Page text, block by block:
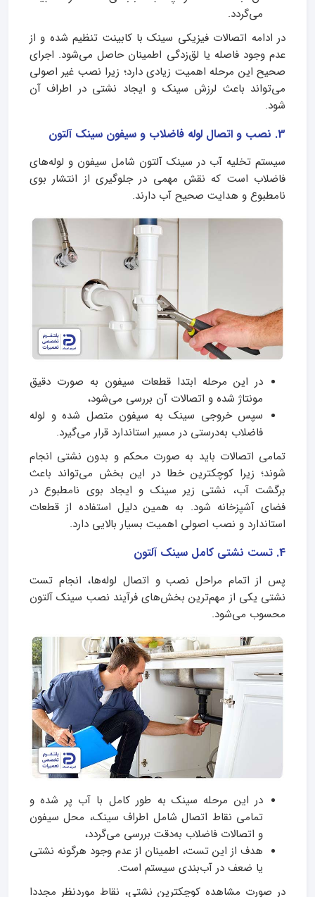
می‌گردد.
در ادامه اتصالات فیزیکی سینک با کابینت تنظیم شده و از
عدم وجود فاصله یا لق‌زدگی اطمینان حاصل می‌شود. اجرای
صحیح این مرحله اهمیت زیادی دارد؛ زیرا نصب غیر اصولی
می‌تواند باعث لرزش سینک و ایجاد نشتی در اطراف آن
شود.
3. نصب و اتصال لوله فاضلاب و سیفون سینک آلتون
سیستم تخلیه آب در سینک آلتون شامل سیفون و لوله‌های
فاضلاب است که نقش مهمی در جلوگیری از انتشار بوی
نامطبوع و هدایت صحیح آب دارند.
در این مرحله ابتدا قطعات سیفون به‌ صورت دقیق
مونتاژ شده و اتصالات آن بررسی می‌شود،
سپس خروجی سینک به سیفون متصل شده و لوله
فاضلاب به‌درستی در مسیر استاندارد قرار می‌گیرد.
تمامی اتصالات باید به‌ صورت محکم و بدون نشتی انجام
شوند؛ زیرا کوچکترین خطا در این بخش می‌تواند باعث
برگشت آب، نشتی زیر سینک و ایجاد بوی نامطبوع در
فضای آشپزخانه شود. به همین دلیل استفاده از قطعات
استاندارد و نصب اصولی اهمیت بسیار بالایی دارد.
4. تست نشتی کامل سینک آلتون
پس از اتمام مراحل نصب و اتصال لوله‌ها، انجام تست
نشتی یکی از مهم‌ترین بخش‌های فرآیند نصب سینک آلتون
محسوب می‌شود.
در این مرحله سینک به‌ طور کامل با آب پر شده و
تمامی نقاط اتصال شامل اطراف سینک، محل سیفون
و اتصالات فاضلاب به‌دقت بررسی می‌گردد،
هدف از این تست، اطمینان از عدم وجود هرگونه نشتی
یا ضعف در آب‌بندی سیستم است.
در صورت مشاهده کوچکترین نشتی، نقاط موردنظر مجددا